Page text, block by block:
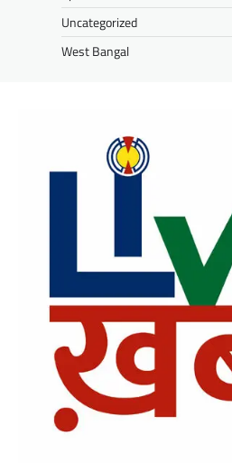
Uncategorized
West Bangal